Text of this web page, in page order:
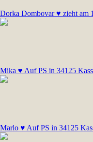
Dorka Dombovar ♥ zieht am
Mika ♥ Auf PS in 34125
Marlo ♥ Auf PS in 34125